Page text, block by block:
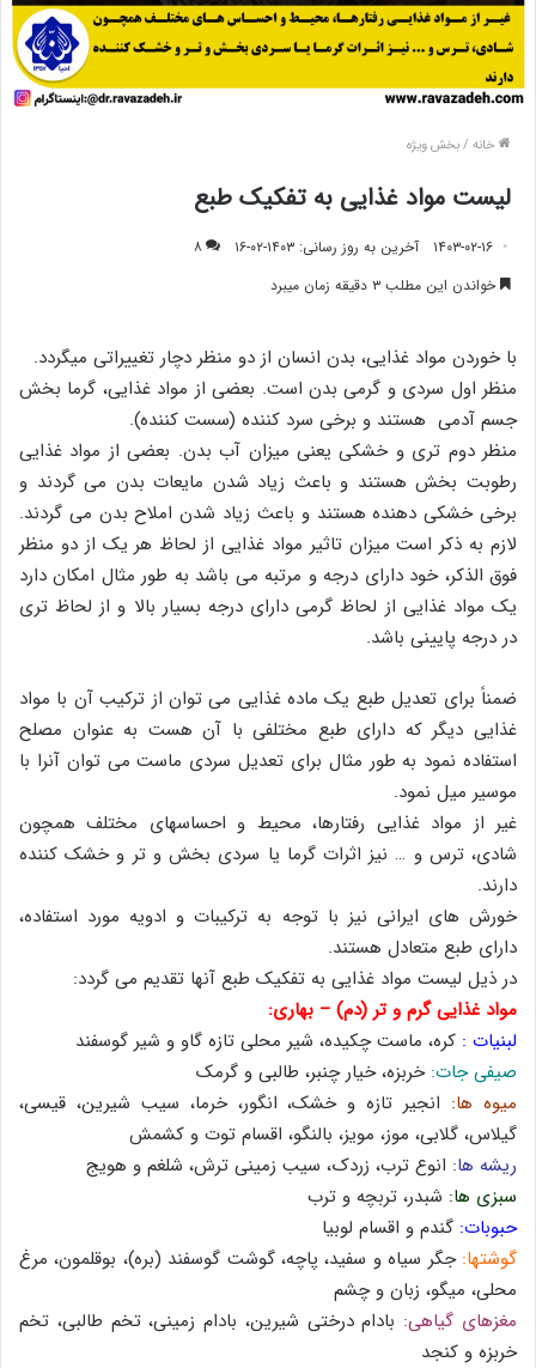
خانه /بخش ویژه
لیست مواد غذایی به تفکیک طبع
۱۴۰۳-۰۲-۱۶ آخرین به روز رسانی: ۱۴۰۳-۰۲-۱۶
۸
خواندن این مطلب ۳ دقیقه زمان میبرد
با خوردن مواد غذایی، بدن انسان از دو منظر دچار تغییراتی میگردد.
منظر اول سردی و گرمی بدن است. بعضی از مواد غذایی، گرما بخش
جسم آدمی هستند و برخی سرد کننده (سست کننده).
منظر دوم تری و خشکی یعنی میزان آب بدن. بعضی از مواد غذایی
رطوبت بخش هستند و باعث زیاد شدن مایعات بدن می گردند و
برخی خشکی دهنده هستند و باعث زیاد شدن املاح بدن می گردند.
لازم به ذکر است میزان تاثیر مواد غذایی از لحاظ هر یک از دو منظر
فوق الذکر، خود دارای درجه و مرتبه می باشد به طور مثال امکان دارد
یک مواد غذایی از لحاظ گرمی دارای درجه بسیار بالا و از لحاظ تری
در درجه پایینی باشد.
ضمناً برای تعدیل طبع یک ماده غذایی می توان از ترکیب آن با مواد
غذایی دیگر که دارای طبع مختلفی با آن هست به عنوان مصلح
استفاده نمود به طور مثال برای تعدیل سردی ماست می توان آنرا با
موسیر میل نمود.
غیر از مواد غذایی رفتارها، محیط و احساسهای مختلف همچون
شادی، ترس و … نیز اثرات گرما یا سردی بخش و تر و خشک کننده
دارند.
خورش های ایرانی نیز با توجه به ترکیبات و ادویه مورد استفاده،
دارای طبع متعادل هستند.
در ذیل لیست مواد غذایی به تفکیک طبع آنها تقدیم می گردد:
مواد غذایی گرم و تر (دم) – بهاری:
لبنیات : کره، ماست چکیده، شیر محلی تازه گاو و شیر گوسفند
صیفی جات: خربزه، خیار چنبر، طالبی و گرمک
ميوه ها: انجير تازه و خشک، انگور، خرما، سيب شیرین، قیسی،
گیلاس، گلابی، موز، مویز، بالنگو، اقسام توت و کشمش
ریشه ها: انوع ترب، زردک، سیب زمینی ترش، شلغم و هویج
سبزی ها: شبدر، تربچه و ترب
حبوبات: گندم و اقسام لوبیا
گوشتها: جگر سیاه و سفید، پاچه، گوشت گوسفند (بره)، بوقلمون، مرغ
محلی، میگو، زبان و چشم
مغزهای گیاهی: بادام درختی شیرین، بادام زمینی، تخم طالبی، تخم
خربزه و کنجد